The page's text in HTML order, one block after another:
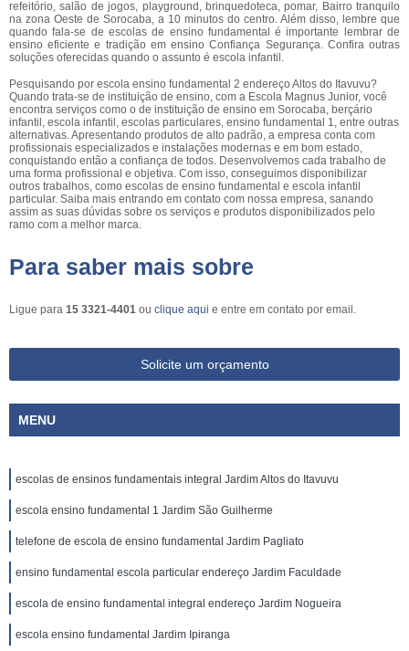
refeitório, salão de jogos, playground, brinquedoteca, pomar, Bairro tranquilo
na zona Oeste de Sorocaba, a 10 minutos do centro. Além disso, lembre que
quando fala-se de escolas de ensino fundamental é importante lembrar de
ensino eficiente e tradição em ensino Confiança Segurança. Confira outras
soluções oferecidas quando o assunto é escola infantil.
Pesquisando por escola ensino fundamental 2 endereço Altos do Itavuvu?
Quando trata-se de instituição de ensino, com a Escola Magnus Junior, você
encontra serviços como o de instituição de ensino em Sorocaba, berçário
infantil, escola infantil, escolas particulares, ensino fundamental 1, entre outras
alternativas. Apresentando produtos de alto padrão, a empresa conta com
profissionais especializados e instalações modernas e em bom estado,
conquistando então a confiança de todos. Desenvolvemos cada trabalho de
uma forma profissional e objetiva. Com isso, conseguimos disponibilizar
outros trabalhos, como escolas de ensino fundamental e escola infantil
particular. Saiba mais entrando em contato com nossa empresa, sanando
assim as suas dúvidas sobre os serviços e produtos disponibilizados pelo
ramo com a melhor marca.
Para saber mais sobre
Ligue para 15 3321-4401 ou clique aqui e entre em contato por email.
Solicite um orçamento
MENU
escolas de ensinos fundamentais integral Jardim Altos do Itavuvu
escola ensino fundamental 1 Jardim São Guilherme
telefone de escola de ensino fundamental Jardim Pagliato
ensino fundamental escola particular endereço Jardim Faculdade
escola de ensino fundamental integral endereço Jardim Nogueira
escola ensino fundamental Jardim Ipiranga